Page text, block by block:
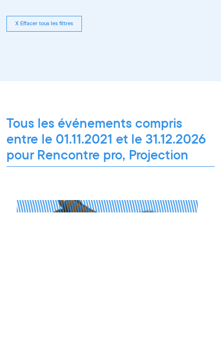
X Effacer tous les filtres
Tous les événements compris
entre le 01.11.2021 et le 31.12.2026
pour Rencontre pro, Projection